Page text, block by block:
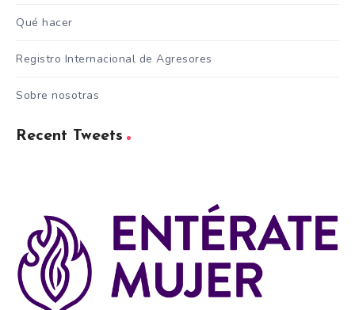
Qué hacer
Registro Internacional de Agresores
Sobre nosotras
Recent Tweets